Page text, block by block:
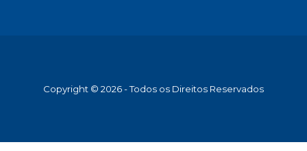
Copyright © 2026 - Todos os Direitos Reservados